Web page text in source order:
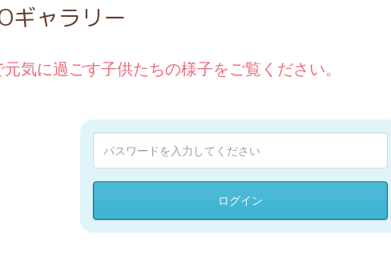
ギャラリー
気に過ごす子供たちの様子をご覧ください。